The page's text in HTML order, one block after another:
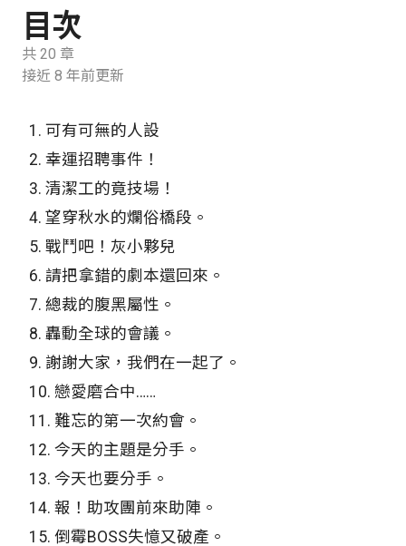
目次
共 20 章
接近 8 年前更新
1. 可有可無的人設
2. 幸運招聘事件！
3. 清潔工的竟技場！
4. 望穿秋水的爛俗橋段。
5. 戰鬥吧！灰小夥兒
6. 請把拿錯的劇本還回來。
7. 總裁的腹黑屬性。
8. 轟動全球的會議。
9. 謝謝大家，我們在一起了。
10. 戀愛磨合中……
11. 難忘的第一次約會。
12. 今天的主題是分手。
13. 今天也要分手。
14. 報！助攻團前來助陣。
15. 倒霉BOSS失憶又破產。